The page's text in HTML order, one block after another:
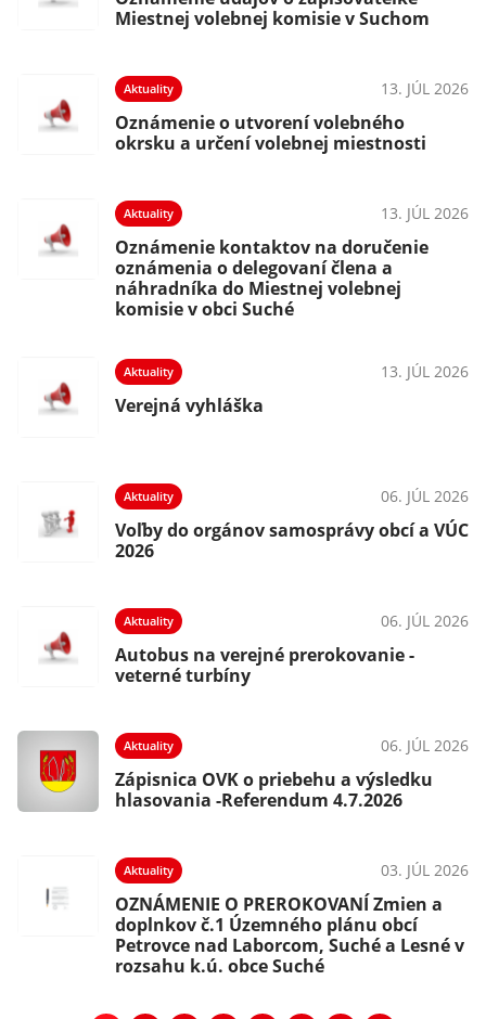
Miestnej volebnej komisie v Suchom
Aktuality 13. JÚL 2026
Oznámenie o utvorení volebného
okrsku a určení volebnej miestnosti
Aktuality 13. JÚL 2026
Oznámenie kontaktov na doručenie
oznámenia o delegovaní člena a
náhradníka do Miestnej volebnej
komisie v obci Suché
Aktuality 13. JÚL 2026
Verejná vyhláška
Aktuality 06. JÚL 2026
Voľby do orgánov samosprávy obcí a VÚC
2026
Aktuality 06. JÚL 2026
Autobus na verejné prerokovanie -
veterné turbíny
Aktuality 06. JÚL 2026
Zápisnica OVK o priebehu a výsledku
hlasovania -Referendum 4.7.2026
Aktuality 03. JÚL 2026
OZNÁMENIE O PREROKOVANÍ Zmien a
doplnkov č.1 Územného plánu obcí
Petrovce nad Laborcom, Suché a Lesné v
rozsahu k.ú. obce Suché